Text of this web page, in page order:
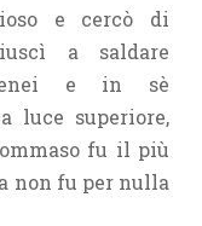
e cercò di
a saldare
e in sè
luce superiore,
fu il più
non fu per nulla